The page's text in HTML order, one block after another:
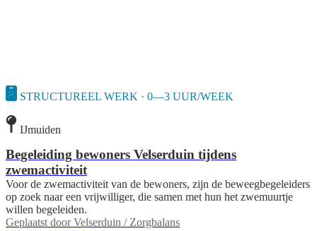
STRUCTUREEL WERK · 0—3 UUR/WEEK
IJmuiden
Begeleiding bewoners Velserduin tijdens
zwemactiviteit
Voor de zwemactiviteit van de bewoners, zijn de beweegbegeleiders
op zoek naar een vrijwilliger, die samen met hun het zwemuurtje
willen begeleiden.
Geplaatst door Velserduin / Zorgbalans